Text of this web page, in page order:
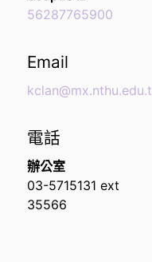
56287765900
Email
電話
辦公室
03-5715131 ext
35566